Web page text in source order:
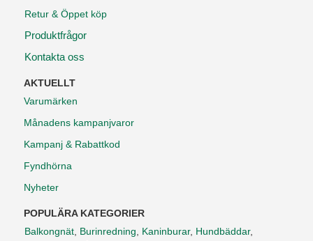
Retur & Öppet köp
Produktfrågor
Kontakta oss
AKTUELLT
Varumärken
Månadens kampanjvaror
Kampanj & Rabattkod
Fyndhörna
Nyheter
POPULÄRA KATEGORIER
Balkongnät Burinredning Kaninburar, Hundbäddar,